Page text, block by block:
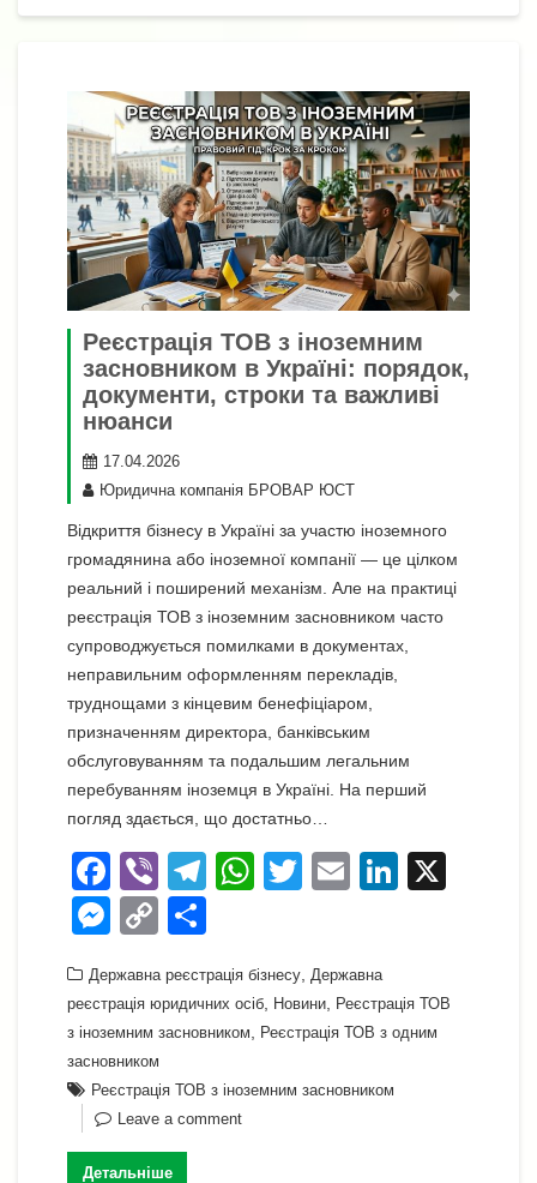
Реєстрація ТОВ з іноземним
засновником в Україні: порядок,
документи, строки та важливі
нюанси
17.04.2026
Юридична компанія БРОВАР ЮСТ
Відкриття бізнесу в Україні за участю іноземного
громадянина або іноземної компанії — це цілком
реальний і поширений механізм. Але на практиці
реєстрація ТОВ з іноземним засновником часто
супроводжується помилками в документах,
неправильним оформленням перекладів,
труднощами з кінцевим бенефіціаром,
призначенням директора, банківським
обслуговуванням та подальшим легальним
перебуванням іноземця в Україні. На перший
погляд здається, що достатньо…
F
a
c
e
b
o
o
Vi
b
er
T
gr
a
W
s
A
p
T
er
E
Li
e
dI
M
ss
e
n
g
er
C
p
y
n
k
ді
л
т
Державна реєстрація бізнесу Державна
реєстрація юридичних осіб
Новини
Реєстрація ТОВ
з іноземним засновником
Реєстрація ТОВ з одним
засновником
Реєстрація ТОВ з іноземним засновником
Leave a comment
Детальніше